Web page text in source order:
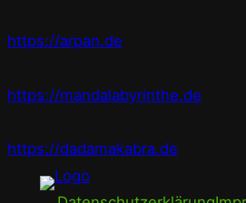
https://arpan.de
https://mandalabyrinthe.de
https://dadamakabra.de